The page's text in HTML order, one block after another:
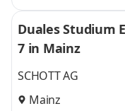
Duales Studium
7 in Mainz
SCHOTT AG
Mainz